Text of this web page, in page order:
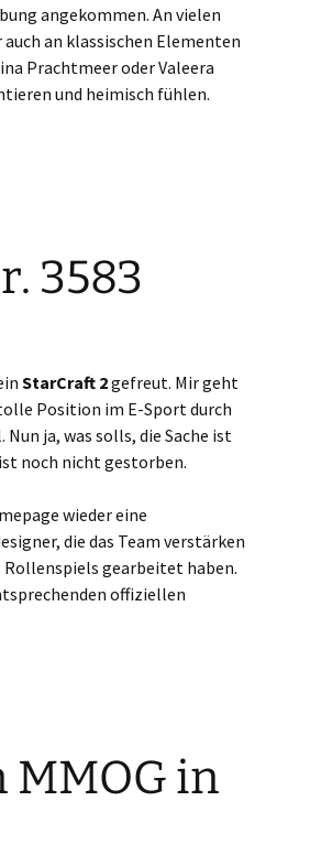
angekommen. An vielen
an klassischen Elementen
Prachtmeer oder Valeera
und heimisch fühlen.
Blizzards Kartenspiel für Zwischendurch
3583
StarCraft 2gefreut. Mir geht
Position im E-Sport durch
ja, was solls, die Sache ist
ist noch nicht gestorben.
wieder eine
die das Team verstärken
Rollenspiels gearbeitet haben.
offiziellen
MMOG in